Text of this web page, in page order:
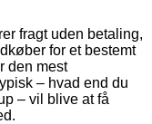
fragt uden betaling,
for et bestemt
den mest
– hvad end du
– vil blive at få